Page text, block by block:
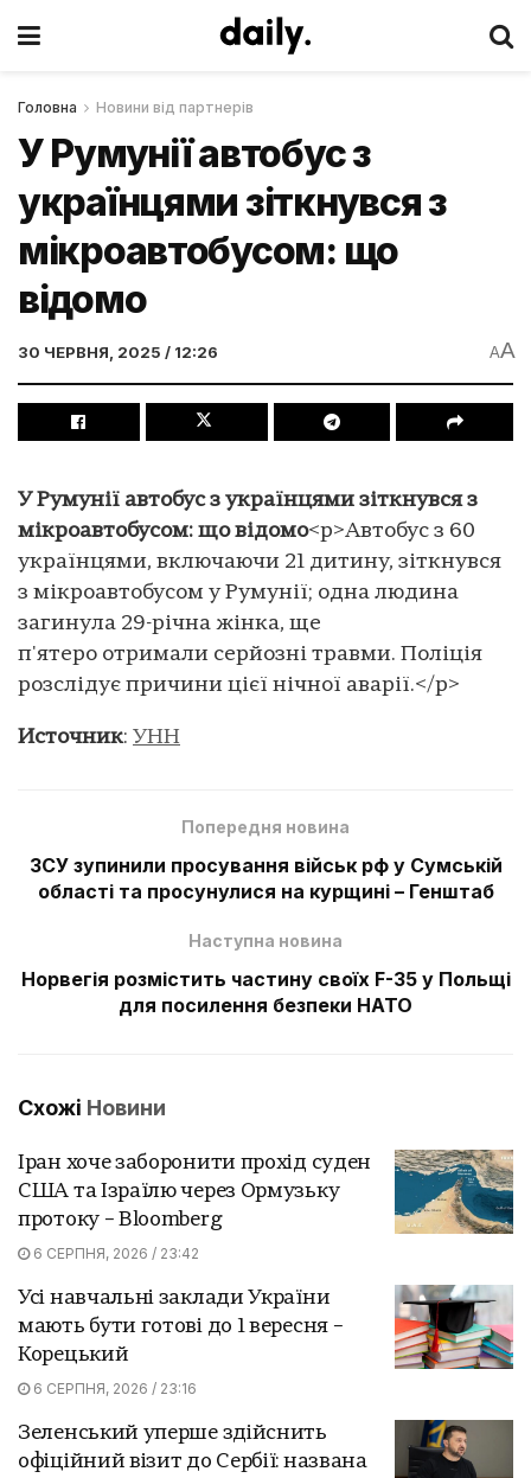
Головна Новини від партнерів
У Румунії автобус з
українцями зіткнувся з
мікроавтобусом: що
відомо
30 ЧЕРВНЯ, 2025 / 12:26 AA
У Румунії автобус з українцями зіткнувся з
мікроавтобусом: що відомо<p>Автобус з 60
українцями, включаючи 21 дитину, зіткнувся
з мікроавтобусом у Румунії; одна людина
загинула 29-річна жінка, ще
п'ятеро отримали серйозні травми. Поліція
розслідує причини цієї нічної аварії.</p>
Источник: УНН
Попередня новина
ЗСУ зупинили просування військ рф у Сумській
області та просунулися на курщині – Генштаб
Наступна новина
Норвегія розмістить частину своїх F-35 у Польщі
для посилення безпеки НАТО
Схожі Новини
Іран хоче заборонити прохід суден
США та Ізраїлю через Ормузьку
протоку – Bloomberg
6 СЕРПНЯ, 2026 / 23:42
Усі навчальні заклади України
мають бути готові до 1 вересня –
Корецький
6 СЕРПНЯ, 2026 / 23:16
Зеленський уперше здійснить
офіційний візит до Сербії: названа